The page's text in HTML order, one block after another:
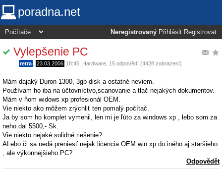
poradna.net
Neregistrovaný Přihlásit Registrovat
Vylepšenie PC
retra 23.03.2006 18:45 Hardware , 15 odpovědí (4428 zobrazení)
Mám dajaký Duron 1300, 3gb disk a ostatné neviem.
Používam ho iba na účtovníctvo,scanovanie a tlač nejakých dokumentov.
Mám v ňom widows xp profesionál OEM.
Vie niekto ako môžem zrýchliť ten pomalý počítač.
Ja by som ho komplet vymenil, len mi je ľúto za windows xp , lebo som za
neho dal 5500,- Sk.
Vie niekto nejaké solidné riešenie?
ALebo či sa nedá preniesť nejak licencia OEM win xp do iného aj staršieho
, ale výkonnejšieho PC?
Odpovědět